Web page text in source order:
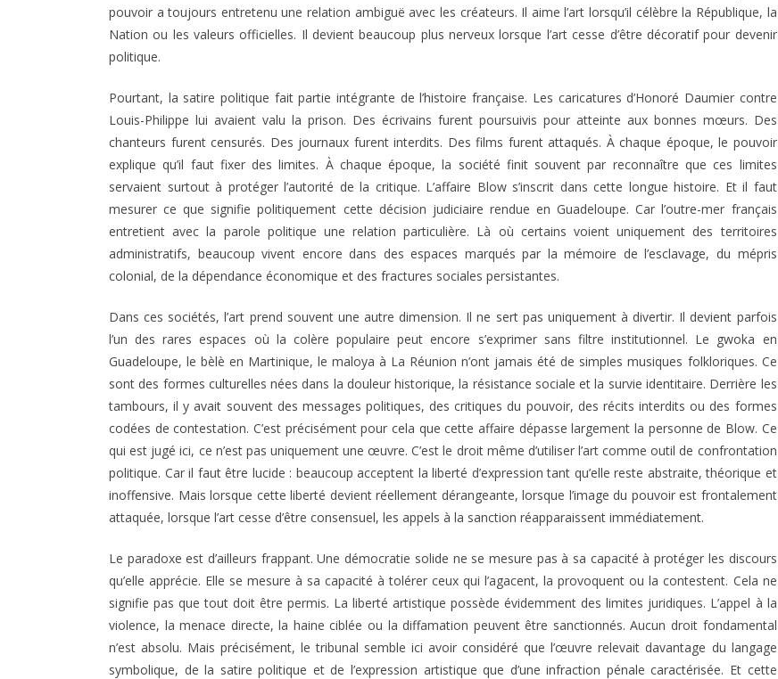
pouvoir a toujours entretenu une relation ambiguë avec les créateurs. Il aime l’art lorsqu’il célèbre la République, la
Nation ou les valeurs officielles. Il devient beaucoup plus nerveux lorsque l’art cesse d’être décoratif pour devenir
politique.
Pourtant, la satire politique fait partie intégrante de l’histoire française. Les caricatures d’Honoré Daumier contre
Louis-Philippe lui avaient valu la prison. Des écrivains furent poursuivis pour atteinte aux bonnes mœurs. Des
chanteurs furent censurés. Des journaux furent interdits. Des films furent attaqués. À chaque époque, le pouvoir
explique qu’il faut fixer des limites. À chaque époque, la société finit souvent par reconnaître que ces limites
servaient surtout à protéger l’autorité de la critique. L’affaire Blow s’inscrit dans cette longue histoire. Et il faut
mesurer ce que signifie politiquement cette décision judiciaire rendue en Guadeloupe. Car l’outre-mer français
entretient avec la parole politique une relation particulière. Là où certains voient uniquement des territoires
administratifs, beaucoup vivent encore dans des espaces marqués par la mémoire de l’esclavage, du mépris
colonial, de la dépendance économique et des fractures sociales persistantes.
Dans ces sociétés, l’art prend souvent une autre dimension. Il ne sert pas uniquement à divertir. Il devient parfois
l’un des rares espaces où la colère populaire peut encore s’exprimer sans filtre institutionnel. Le gwoka en
Guadeloupe, le bèlè en Martinique, le maloya à La Réunion n’ont jamais été de simples musiques folkloriques. Ce
sont des formes culturelles nées dans la douleur historique, la résistance sociale et la survie identitaire. Derrière les
tambours, il y avait souvent des messages politiques, des critiques du pouvoir, des récits interdits ou des formes
codées de contestation. C’est précisément pour cela que cette affaire dépasse largement la personne de Blow. Ce
qui est jugé ici, ce n’est pas uniquement une œuvre. C’est le droit même d’utiliser l’art comme outil de confrontation
politique. Car il faut être lucide : beaucoup acceptent la liberté d’expression tant qu’elle reste abstraite, théorique et
inoffensive. Mais lorsque cette liberté devient réellement dérangeante, lorsque l’image du pouvoir est frontalement
attaquée, lorsque l’art cesse d’être consensuel, les appels à la sanction réapparaissent immédiatement.
Le paradoxe est d’ailleurs frappant. Une démocratie solide ne se mesure pas à sa capacité à protéger les discours
qu’elle apprécie. Elle se mesure à sa capacité à tolérer ceux qui l’agacent, la provoquent ou la contestent. Cela ne
signifie pas que tout doit être permis. La liberté artistique possède évidemment des limites juridiques. L’appel à la
violence, la menace directe, la haine ciblée ou la diffamation peuvent être sanctionnés. Aucun droit fondamental
n’est absolu. Mais précisément, le tribunal semble ici avoir considéré que l’œuvre relevait davantage du langage
symbolique, de la satire politique et de l’expression artistique que d’une infraction pénale caractérisée. Et cette